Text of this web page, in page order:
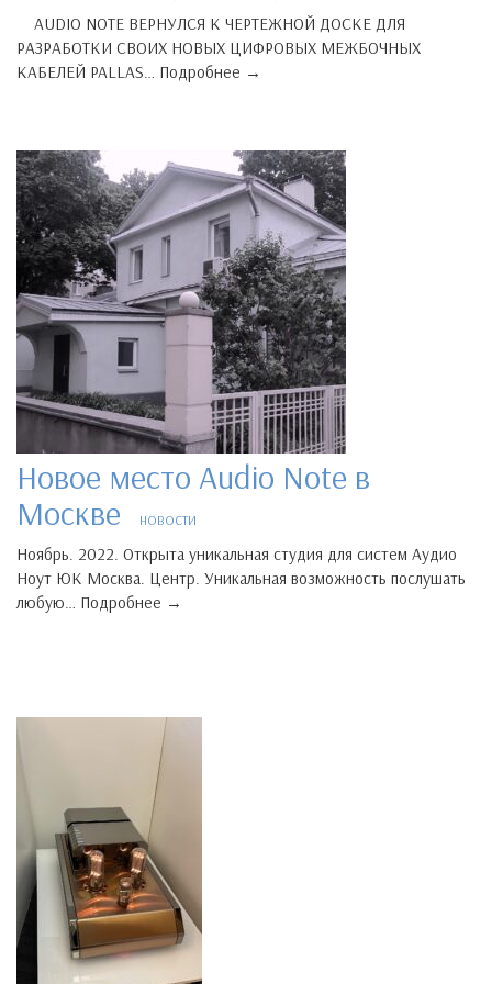
AUDIO NOTE ВЕРНУЛСЯ К ЧЕРТЕЖНОЙ ДОСКЕ ДЛЯ
РАЗРАБОТКИ СВОИХ НОВЫХ ЦИФРОВЫХ МЕЖБОЧНЫХ
КАБЕЛЕЙ PALLAS… Подробнее →
Новое место Audio Note в
Москве
НОВОСТИ
Ноябрь. 2022. Открыта уникальная студия для систем Аудио
Ноут ЮК Москва. Центр. Уникальная возможность послушать
любую… Подробнее →